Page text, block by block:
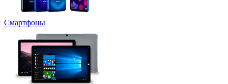
Смартфоны